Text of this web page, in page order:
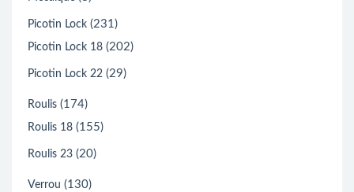
Picotin Lock (231)
Picotin Lock 18 (202)
Picotin Lock 22 (29)
Roulis (174)
Roulis 18 (155)
Roulis 23 (20)
Verrou (130)